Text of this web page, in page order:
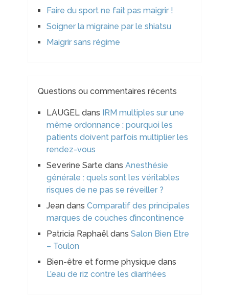
Faire du sport ne fait pas maigrir !
Soigner la migraine par le shiatsu
Maigrir sans régime
Questions ou commentaires récents
LAUGELdans IRM multiples sur une
même ordonnance : pourquoi les
patients doivent parfois multiplier les
rendez-vous
Severine Sarte dans Anesthésie
générale : quels sont les véritables
risques de ne pas se réveiller ?
Jeandans Comparatif des principales
marques de couches d’incontinence
Patricia Raphaëldans Salon Bien Etre
– Toulon
Bien-être et forme physique dans
L’eau de riz contre les diarrhées